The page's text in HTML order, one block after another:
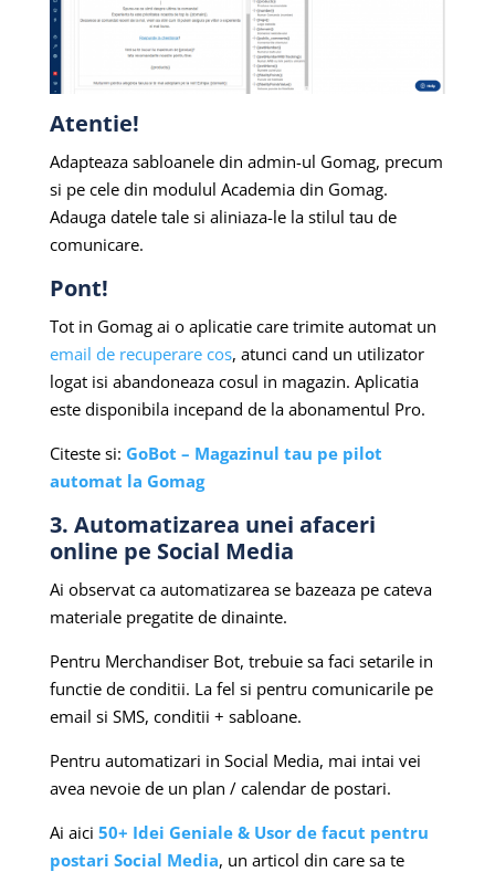
Atentie!
Adapteaza sabloanele din admin-ul Gomag, precum
si pe cele din modulul Academia din Gomag.
Adauga datele tale si aliniaza-le la stilul tau de
comunicare.
Pont!
Tot in Gomag ai o aplicatie care trimite automat un
email de recuperare cos, atunci cand un utilizator
logat isi abandoneaza cosul in magazin. Aplicatia
este disponibila incepand de la abonamentul Pro.
Citeste si: GoBot – Magazinul tau pe pilot
automat la Gomag
3. Automatizarea unei afaceri
online pe Social Media
Ai observat ca automatizarea se bazeaza pe cateva
materiale pregatite de dinainte.
Pentru Merchandiser Bot, trebuie sa faci setarile in
functie de conditii. La fel si pentru comunicarile pe
email si SMS, conditii + sabloane.
Pentru automatizari in Social Media, mai intai vei
avea nevoie de un plan / calendar de postari.
Ai aici 50+ Idei Geniale & Usor de facut pentru
postari Social Media, un articol din care sa te